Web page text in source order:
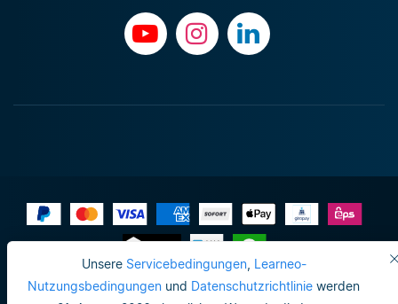
Unsere Servicebedingungen, Learneo-
Nutzungsbedingungen und Datenschutzrichtlinie werden
Impressum